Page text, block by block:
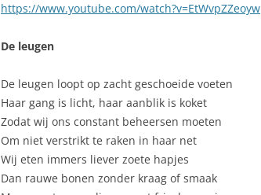
https://www.youtube.com/watch?v=EtWvpZZeoyw
De leugen
De leugen loopt op zacht geschoeide voeten
Haar gang is licht, haar aanblik is koket
Zodat wij ons constant beheersen moeten
Om niet verstrikt te raken in haar net
Wij eten immers liever zoete hapjes
Dan rauwe bonen zonder kraag of smaak